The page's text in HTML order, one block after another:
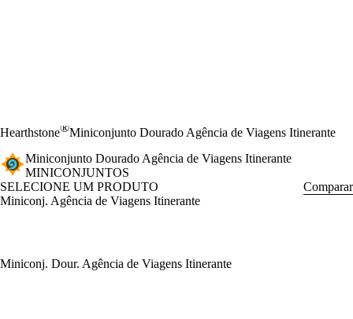
Hearthstone®Miniconjunto Dourado Agência de Viagens Itinerante
Miniconjunto Dourado Agência de Viagens Itinerante
MINICONJUNTOS
SELECIONE UM PRODUTO
Comparar
Miniconj. Agência de Viagens Itinerante
Miniconj. Dour. Agência de Viagens Itinerante